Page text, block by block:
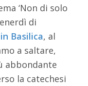
‘Non di solo
di
Basilica, al
a saltare,
abbondante
la catechesi